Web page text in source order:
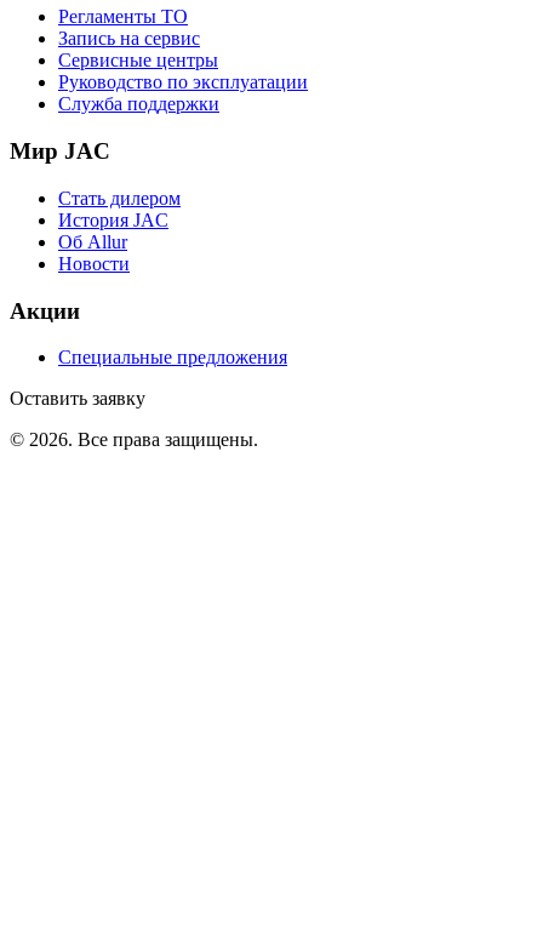
Регламенты ТО
Запись на сервис
Сервисные центры
Руководство по эксплуатации
Служба поддержки
Мир JAC
Стать дилером
История JAC
Об Allur
Новости
Акции
Специальные предложения
Оставить заявку
© 2026. Все права защищены.